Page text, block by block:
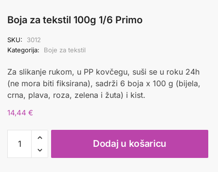
Boja za tekstil 100g 1/6 Primo
SKU:
3012
Kategorija:
Boje za tekstil
Za slikanje rukom, u PP kovčegu, suši se u roku 24h
(ne mora biti fiksirana), sadrži 6 boja x 100 g (bijela,
crna, plava, roza, zelena i žuta) i kist.
14,44 €
tekstil
Dodaj u košaricu